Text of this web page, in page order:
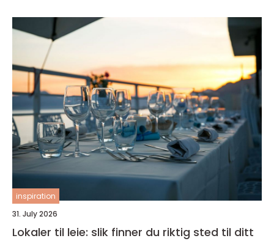
inspiration
31. July 2026
Lokaler til leie: slik finner du riktig sted til ditt